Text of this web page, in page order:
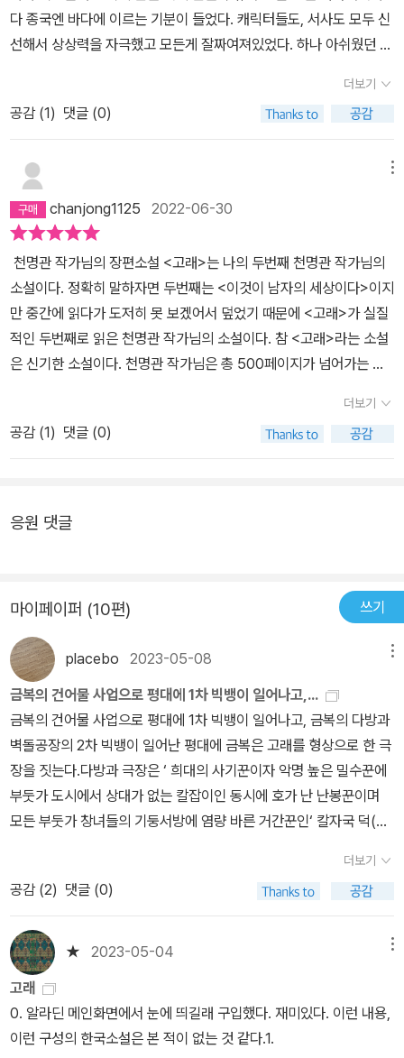
재라는 것이다. (이것을 영상으로 봤다면 대단했을 것 같다.) 그 화재
이후 춘희는 극장에 와 봤을 뿐인데 경찰은 다른 사람은 다 죽었는데
혼자만 멀쩡히 살아 있는 것을 이상하게 여기고 애꿎은 방화범으로
몬 것이다. 게다가 춘희는 말을 못 했으니 빼도 박도 못하는 상황이
으로 보여주고 있어 놀랐다. 그리고 글 쓰기 강의를 들으면 설명하지
말고 보여주라는 말을 귀에 못이 박히도록 듣게 되는데 막상 그렇게
하기는 쉽지 않다. 그런 점에서 이 책이 좋은 텍스트가 될 수 있을 거
라고 생각한다. 춘희는 평대의 딸이다. 자신을 잡아다 참혹한 교도소
수형생활을 하게 만든 평대로 저주하며 다시 돌아오지 않을 수도 있
는데 돌아온다. 돌아올 때 그녀는 교도소 수형복을 그대로 입고 있다.
그 마을엔 유일하게 그녀만 존재했기 때문에 다른 옷을 사거나 만들
어 입을 생각을 하지 못한다. 그에 따라 그 옷은 무려 10년 동안 벗지
업이자 文 씨에게서 배운 벽돌 굽는 일을 한다. 그것 밖에는 할 줄 아
는 게 없으니. 그러다 어렸을 때 잠깐 만난 적이 있는 트럭 운전사가
평대에 오고 정분이나 임신을 한다. 트럭 운전사와 춘희의 관계는 상
주겠다는 것으로부터 시작된다. 그리고 차츰 춘희에게 옷도 사 주고,
알고 떠난다. 하지만 그러한 사실에도 불구하고 춘희는 본능처럼 아
기를 낳고, 본능적으로 아기에게 젖을 물리고, 본능적으로 먹을 것을
찾으러 돌아다닌다. 그나마 훗날 트럭 운전사는 마음을 돌이키고 춘
희에게로 향하지만 눈사태로 눈 속에 파묻혀 죽고, 얼마 안 있어 아기
도 죽고 춘희도 죽는다. 그리고 이야기는 20년을 훌쩍 뛰어넘어 웬
듣보잡의 한 건축가의 이야기가 새롭게 시작된다. 그는 한 건축 프로
젝트를 맡았는데 건물을 짓는데 벽돌 때문에 주최 측과 충돌을 빚는
다. 그런 과정에서 춘희의 벽돌 제조 방식을 알게 되고 그것이 자신이
찾는 것과 일치한다는 것을 알게 된다. 그런데 웬걸 인걸은 간데없고
도 금복은 악의 화신이면서 비극적으로 죽어갔지만 춘희는 모든 어려
움을 이기며 생명과 희망을 죽은 후에도 우리에게 전해준다. 약한 것
에 강함이 있다고 이것을 남자의 이야기로 했으면 어쩔 뻔했겠는
가. 작가는 서사를 다룸에 있어서도 남다르다. 이를테면 기존의 작가
들은 기승전결에 너무 사로잡혀 그 틀에서 만 뭔가를 보여주려고 하
는 경향이 있다. (요즘 난 소설을 거의 안 읽었는데 요즘 작가들은 기
성 작가와는 얼마나 다른지 모르겠다.) 하지만 천명관 작가는 확실한
서사에 오히려 뒤에 가서 뭔가의 묵직한 울림을 줘 독자로 하여금 오
하지 않는데, <고래>는 딱 그런 작품이었다. 그래서, 정말 재밌게 읽
었음에도 이 작품에 대해 그다지 좋은 평을 내리지는 못하겠다.
고싶은지는 알겠으나 그게 대체 나랑 무슨 상관이란 말인가 라고따지
듯 묻고 싶은 소설이 많았고무슨 이야기를 하는지는 잘 모르겠으나
소설도 많았다.하지만 거의 모든 소설에서 이야기가 주는 재미와 힘
을 제대로 느껴본 적은 없다.그러다보니 또한번 필연적으로 막히게
되는 하수구.그 즈음 천명관의 '고래'를 읽었다.다 읽고 나자 막혀있던
하수구가 또 한번 뻥하고 뚫린 것 같았다. 속이 시원했다.한권 분량으
로 그 모든 이야기를 그토록 맛깔나게 버무려 놓다니.희대의 이야기
꾼이라는 평가가 과연 틀린게 아니었다.( 하루키가 썼다면 분명 이 소
설은 세가지 이야기로 나뉜 채 주인공과 제목을 다르게 하여 각각 세
권짜리 소설로 출판되었을 것이다. )'이야기'에 목말랐던 나는 '고
래'를 만나고래가 뿜어내는 거대한 이야기의 물줄기에 온몸을 황홀하
게 적셨다. 필시 막힌 곳이 뚫리면 온 세상이 다 시원하다 못해 황홀하
게 보이는 법이다.이것이 '뚜러 뻥'의 법칙 아니겠는가.
다 종국엔 바다에 이르는 기분이 들었다. 캐릭터들도, 서사도 모두 신
선해서 상상력을 자극했고 모든게 잘짜여져있었다. 하나 아쉬웠던 점
이었다. 그 시대를 생각한다면 사회생활에 있어 여성이란 하나의 장
애이고 극복해야 할 성질이 될 수도 있으나 엄밀히 말하면 고래라는
소설속 세계는 우리의 근현대라는 시간과는 전혀 상관없는 시공간으
로 단순히 예스런 분위기나 사건, 장치만을 필요한대로 일부 가져다
쓰고 있는 것이기에 필연적으로 그렇게 묘사해야될 건 아니라고 생각
한다.
더보기
공감 (1) 댓글 (0)
chanjong1125 2022-06-30
천명관 작가님의 장편소설 <고래>는 나의 두번째 천명관 작가님의
소설이다. 정확히 말하자면 두번째는 <이것이 남자의 세상이다>이지
만 중간에 읽다가 도저히 못 보겠어서 덮었기 때문에 <고래>가 실질
적인 두번째로 읽은 천명관 작가님의 소설이다. 참 <고래>라는 소설
은 신기한 소설이다. 천명관 작가님은 총 500페이지가 넘어가는 적
다. 대사도 별로 없다. 전개도 굉장히 빠르고 시원시원하다. 그럼에도
불구하고 천명관 작가님은 압도적인 스토리텔링으로 세명의 여자들
의 기구하고도 방대한 이야기를 꾹꾹 눌러 담았다. 참으로 이런 소설
정말 압도적인 재능이다. 이 소설이 신기한 두번째 이유는 소설의 문
의 책들에서는 그런 분위기가 나지 않아서 고래는 천명관 작가님의
소설들 중에서도 신기한 작품이라 할 수 있다.4.5
더보기
공감 (1) 댓글 (0)
응원 댓글
마이페이퍼 (10편) 쓰기
placebo 2023-05-08
금복의 건어물 사업으로 평대에 1차 빅뱅이 일어나고,...
금복의 건어물 사업으로 평대에 1차 빅뱅이 일어나고, 금복의 다방과
벽돌공장의 2차 빅뱅이 일어난 평대에 금복은 고래를 형상으로 한 극
장을 짓는다.다방과 극장은 ‘ 희대의 사기꾼이자 악명 높은 밀수꾼에
부둣가 도시에서 상대가 없는 칼잡이인 동시에 호가 난 난봉꾼이며
모든 부둣가 창녀들의 기둥서방에 염량 바른 거간꾼인‘ 칼자국 덕(?)
기질이 있어 사업을 하는 것 마다 크게 성공을 한다.걱정의 생물학적
자식이 아님에도 불구하고 걱정을 빼닮았으며, 벙어리이자 자폐아인
금복의 딸 춘희.그리고 ‘반편‘이 사이에서 ‘애꾸‘를 낳고 세상에 복수
를 다짐하며, 산속에 큰 물고기가 들어오고 큰불이 날거라는 저주를
퍼부은 노파.크게 보자면 3명의 여자 노파, 금복, 춘희의 이야기이다.
그 중심에는 금복이 있다.한번 읽기 시작하자 곧장 읽어버리는 소설
이지만, 읽으면서 불편한 적도 많았다. 한국의 소설은 왜 이렇게 불편
하게 만들까. ˝우리는 우리가 하는 행동에 의해 우리가 된다.이것은
더보기
공감 (2) 댓글 (0)
★ 2023-05-04
고래
0. 알라딘 메인화면에서 눈에 띄길래 구입했다. 재미있다. 이런 내용,
이런 구성의 한국소설은 본 적이 없는 것 같다.1.